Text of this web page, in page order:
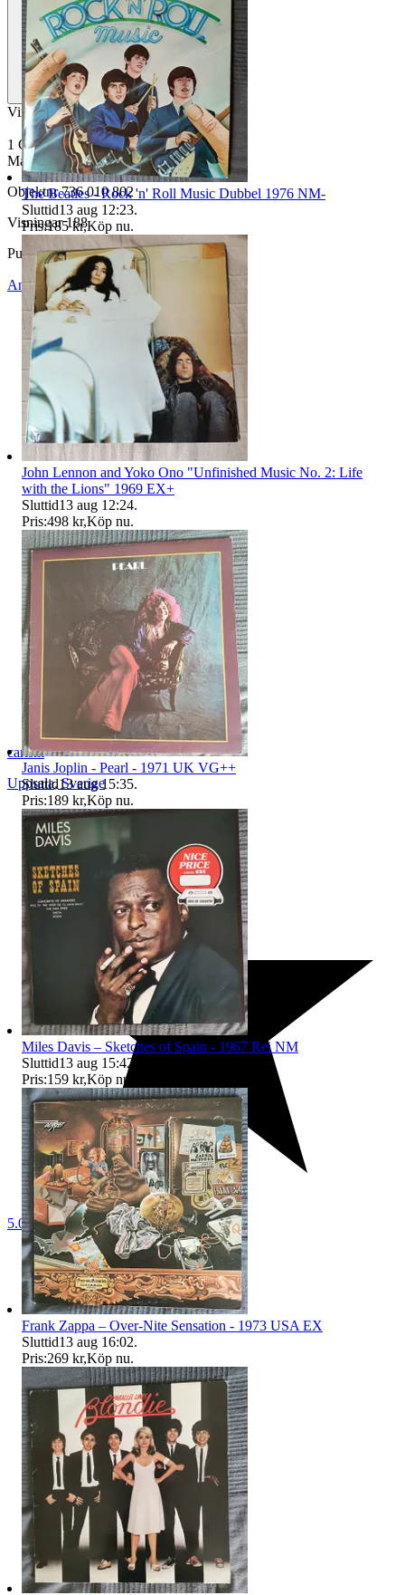
Vinyl och omslag EX++
1 C 064-64 533 Tyskland Med textark
Maxfrakt 59 kr oavsett antal skivor
Objektnr 736 010 802
Visningar 188
Publicerad 12 jun 13:09
Anmäl Sälj liknande
carlsm
Uppsala,Sverige
5.0
The Beatles - Rock 'n' Roll Music Dubbel 1976 NM-
Sluttid13 aug 12:23.
Pris:185 kr,Köp nu.
John Lennon and Yoko Ono "Unfinished Music No. 2: Life
with the Lions" 1969 EX+
Sluttid13 aug 12:24.
Pris:498 kr,Köp nu.
Janis Joplin - Pearl - 1971 UK VG++
Sluttid13 aug 15:35.
Pris:189 kr,Köp nu.
Miles Davis – Sketches of Spain - 1967 Rei NM
Sluttid13 aug 15:42
Pris:159 kr,Köp nu
Frank Zappa – Over-Nite Sensation - 1973 USA EX
Sluttid13 aug 16:02.
Pris:269 kr,Köp nu.